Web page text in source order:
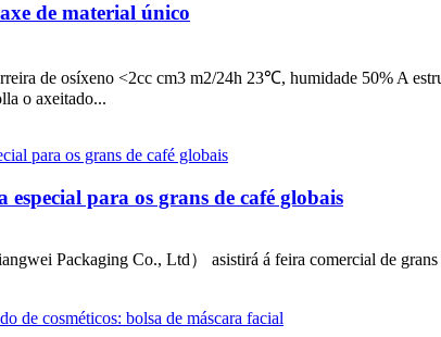
de material único
de osíxeno <2cc cm3 m2/24h 23℃, humidade 50% A
o axeitado...
para os grans de café globais
Packaging Co., Ltd） asistirá á feira comercial de grans